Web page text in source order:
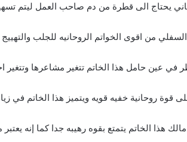
يحتاج الى قطرة من دم صاحب العمل ليتم
من اقوى الخواتم الروحانيه للجلب
في عين حامل هذا الخاتم تتغير مشاعرها وتتغير
قوة روحانية خفيه قويه ويتميز هذا الخاتم في
هذا الخاتم يتمتع بقوه رهيبه جدا كما إنه